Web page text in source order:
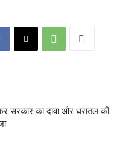
सरकार का दावा और धरातल की